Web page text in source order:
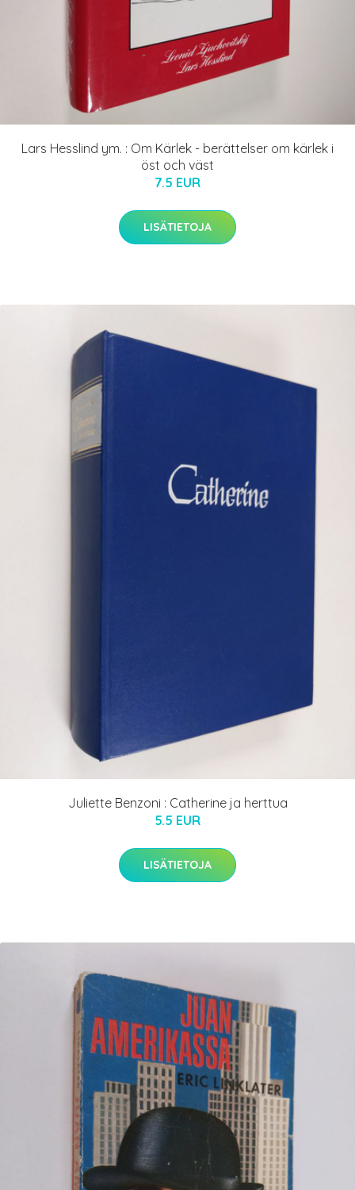
Lars Hesslind ym. : Om Kärlek - berättelser om kärlek i
öst och väst
7.5 EUR
LISÄTIETOJA
Juliette Benzoni : Catherine ja herttua
5.5 EUR
LISÄTIETOJA